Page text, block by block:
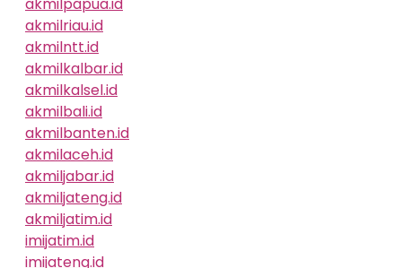
akmilriau.id
akmilntt.id
akmilkalbar.id
akmilkalsel.id
akmilbali.id
akmilbanten.id
akmilaceh.id
akmiljabar.id
akmiljateng.id
akmiljatim.id
imijatim.id
imijateng.id